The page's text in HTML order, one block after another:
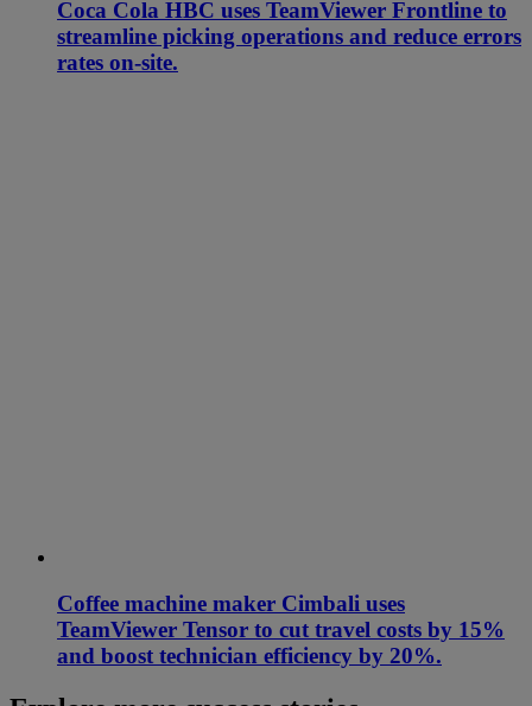
Coca Cola HBC uses TeamViewer Frontline to
streamline picking operations and reduce errors
rates on-site.
Coffee machine maker Cimbali uses
TeamViewer Tensor to cut travel costs by 15%
and boost technician efficiency by 20%.